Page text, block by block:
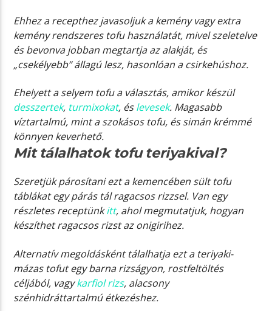
Ehhez a recepthez javasoljuk a kemény vagy extra
kemény rendszeres tofu használatát, mivel szeletelve
és bevonva jobban megtartja az alakját, és
„csekélyebb” állagú lesz, hasonlóan a csirkehúshoz.
Ehelyett a selyem tofu a választás, amikor készül
desszertek, turmixokat, éslevesek. Magasabb
víztartalmú, mint a szokásos tofu, és simán krémmé
könnyen keverhető.
Mit tálalhatok tofu teriyakival?
Szeretjük párosítani ezt a kemencében sült tofu
táblákat egy párás tál ragacsos rizzsel. Van egy
részletes receptünkitt, ahol megmutatjuk, hogyan
készíthet ragacsos rizst az onigirihez.
Alternatív megoldásként tálalhatja ezt a teriyaki-
mázas tofut egy barna rizságyon, rostfeltöltés
céljából, vagykarfiol rizs, alacsony
szénhidráttartalmú étkezéshez.